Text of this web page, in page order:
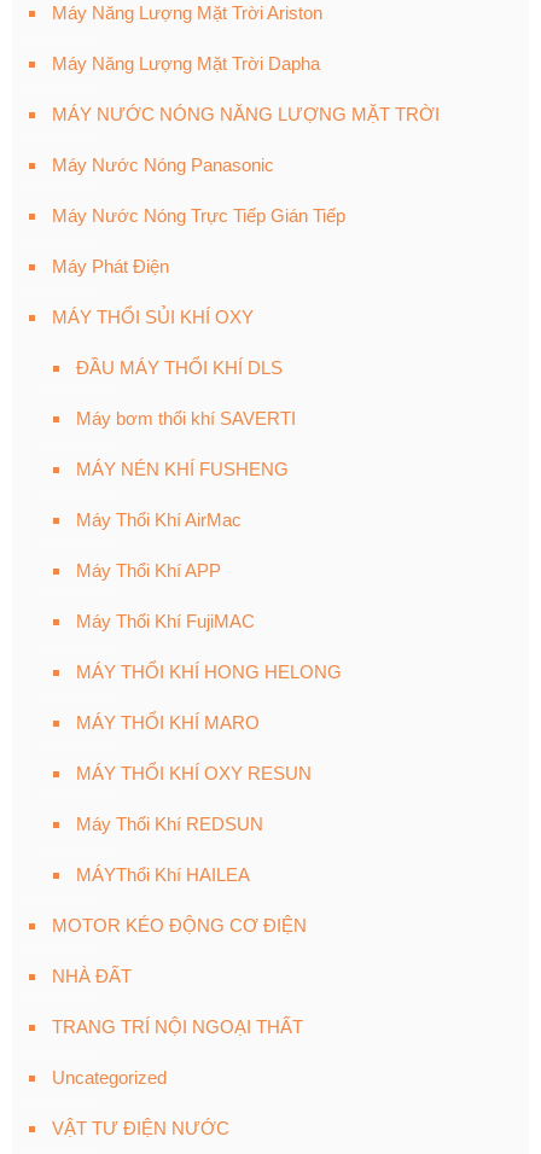
Máy Năng Lượng Mặt Trời Ariston
Máy Năng Lượng Mặt Trời Dapha
MÁY NƯỚC NÓNG NĂNG LƯỢNG MẶT TRỜI
Máy Nước Nóng Panasonic
Máy Nước Nóng Trực Tiếp Gián Tiếp
Máy Phát Điện
MÁY THỔI SỦI KHÍ OXY
ĐẦU MÁY THỔI KHÍ DLS
Máy bơm thổi khí SAVERTI
MÁY NÉN KHÍ FUSHENG
Máy Thổi Khí AirMac
Máy Thổi Khí APP
Máy Thổi Khí FujiMAC
MÁY THỔI KHÍ HONG HELONG
MÁY THỔI KHÍ MARO
MÁY THỔI KHÍ OXY RESUN
Máy Thổi Khí REDSUN
MÁYThổi Khí HAILEA
MOTOR KÉO ĐỘNG CƠ ĐIỆN
NHÀ ĐẤT
TRANG TRÍ NỘI NGOẠI THẤT
Uncategorized
VẬT TƯ ĐIỆN NƯỚC